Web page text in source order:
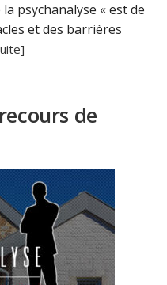
psychanalyse « est de
et des barrières
de